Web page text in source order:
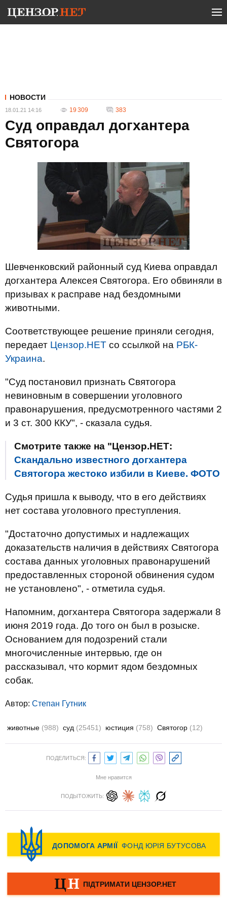
НОВОСТИ
18.01.21 14:16 19 309 383
Суд оправдал догхантера
Святогора
Шевченковский районный суд Киева оправдал
догхантера Алексея Святогора. Его обвиняли в
призывах к расправе над бездомными
животными.
Соответствующее решение приняли сегодня,
передает Цензор.НЕТ со ссылкой на РБК-
Украина.
"Суд постановил признать Святогора
невиновным в совершении уголовного
правонарушения, предусмотренного частями 2
и 3 ст. 300 ККУ", - сказала судья.
Смотрите также на "Цензор.НЕТ:
Скандально известного догхантера
Святогора жестоко избили в Киеве. ФОТО
Судья пришла к выводу, что в его действиях
нет состава уголовного преступления.
"Достаточно допустимых и надлежащих
доказательств наличия в действиях Святогора
состава данных уголовных правонарушений
предоставленных стороной обвинения судом
не установлено", - отметила судья.
Напомним, догхантера Святогора задержали 8
июня 2019 года. До того он был в розыске.
Основанием для подозрений стали
многочисленные интервью, где он
рассказывал, что кормит ядом бездомных
собак.
Автор: Степан Гутник
животные (988) суд (25451) юстиция (758) Святогор (12)
ПОДЕЛИТЬСЯ:
Мне нравится
ПОДЫТОЖИТЬ: